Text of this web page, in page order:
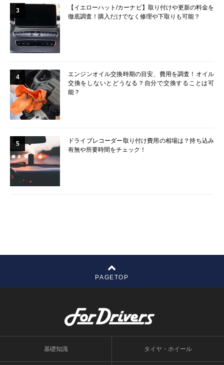
3
【イエローハット/カーナビ】取り付けや更新の料金を
徹底調査！購入だけでなく修理や下取りも可能？
4
エンジンオイル交換時期の目安、費用を調査！オイル
交換をしないとどうなる？自分で交換することは可
能？
5
ドライブレコーダー取り付け費用の相場は？持ち込み
有無や所要時間をチェック！
PAGETOP
基礎知識 タイヤ・ホイール